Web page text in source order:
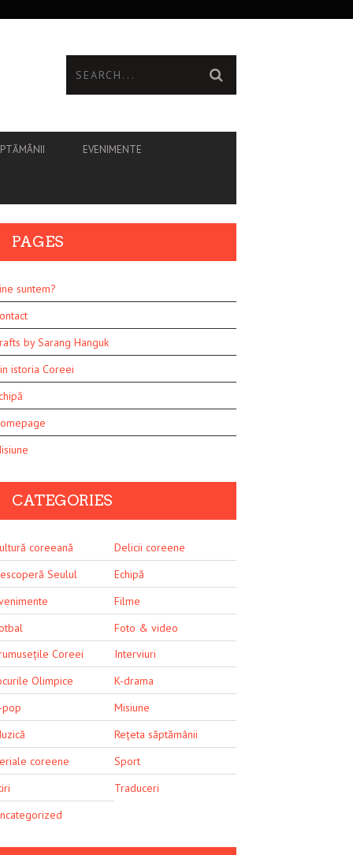
EVENIMENTE
PAGES
suntem?
by Sarang Hanguk
istoria Coreei
CATEGORIES
coreeană
Delicii coreene
Seulul
Echipă
Filme
Foto & video
Coreei
Interviuri
Olimpice
K-drama
pop
Misiune
Rețeta săptămânii
coreene
Sport
Traduceri